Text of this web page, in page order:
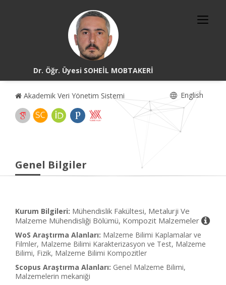
Dr. Öğr. Üyesi SOHEİL MOBTAKERİ
Akademik Veri Yönetim Sistemi English
Genel Bilgiler
Kurum Bilgileri: Mühendislik Fakültesi, Metalurji Ve
Malzeme Mühendisliği Bölümü, Kompozit Malzemeler
WoS Araştırma Alanları: Malzeme Bilimi Kaplamalar ve
Filmler, Malzeme Bilimi Karakterizasyon ve Test, Malzeme
Bilimi, Fizik, Malzeme Bilimi Kompozitler
Scopus Araştırma Alanları: Genel Malzeme Bilimi,
Malzemelerin mekaniği